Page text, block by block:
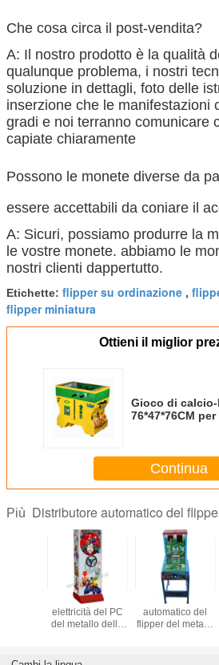
Che cosa circa il post-vendita?
A: Il nostro prodotto è la qualità
qualunque problema, i nostri
soluzione in dettagli, foto delle
inserzione che le manifestazioni
gradi e noi terranno comunicare
capiate chiaramente
Possono le monete diverse da
essere accettabili da coniare il
A: Sicuri, possiamo produrre la
le vostre monete. abbiamo le
nostri clienti dappertutto.
Etichette: flipper su ordinazione ,
flipper miniatura
Ottieni il miglior
Gioco di
76*47*76CM
Continua
Più Distributore automatico del
Musica antica di
elettricità del PC
del metallo della
centro
Distributore
automatico del
flipper del metallo